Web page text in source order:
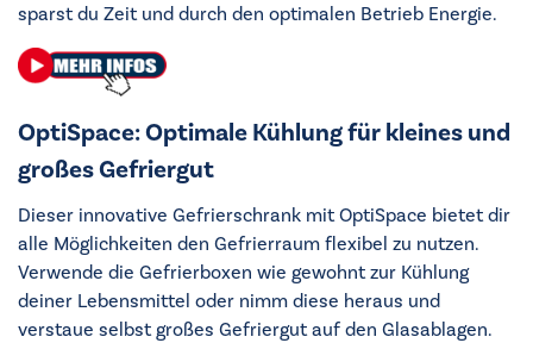
sparst du Zeit und durch den optimalen Betrieb Energie.
OptiSpace: Optimale Kühlung für kleines und
großes Gefriergut
Dieser innovative Gefrierschrank mit OptiSpace bietet dir
alle Möglichkeiten den Gefrierraum flexibel zu nutzen.
Verwende die Gefrierboxen wie gewohnt zur Kühlung
deiner Lebensmittel oder nimm diese heraus und
verstaue selbst großes Gefriergut auf den Glasablagen.